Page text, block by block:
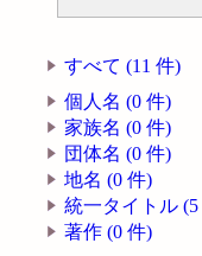
すべて (11 件)
個人名 (0 件)
家族名 (0 件)
団体名 (0 件)
地名 (0 件)
統一タイトル (5
著作 (0 件)